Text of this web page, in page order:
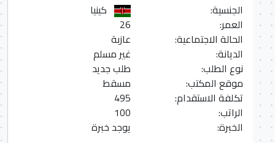
الجنسية:
كينيا
العمر:
الحالة الاجتماعية:
عازبة
الديانة:
غير مسلم
نوع الطلب:
طلب جديد
موقع المكتب:
مسقط
تكلفة الاستقدام:
495
الراتب:
100
الخبرة:
يوجد خبرة